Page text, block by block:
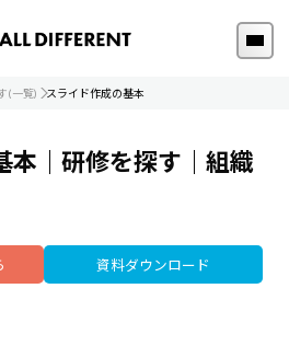
(一覧) スライド作成の基本
本｜研修を探す｜組織
資料ダウンロード